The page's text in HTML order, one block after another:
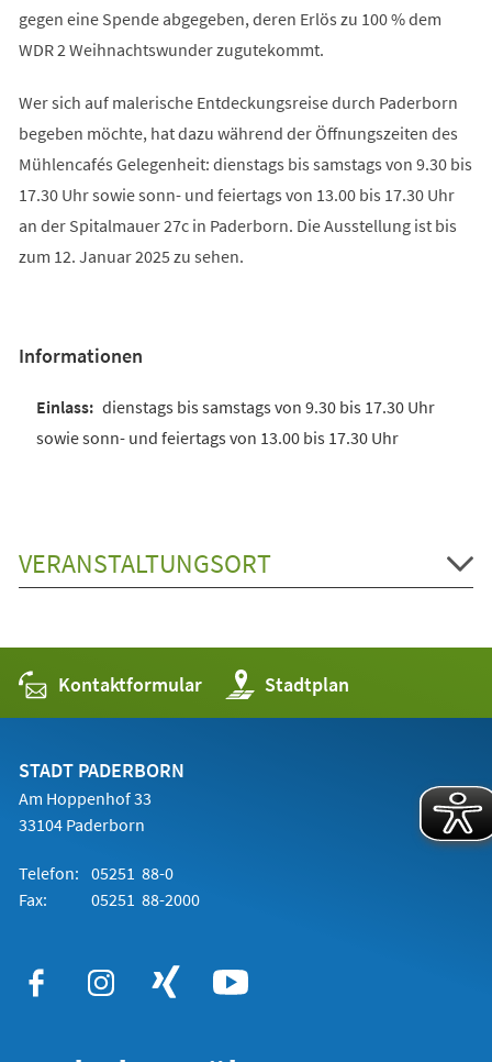
gegen eine Spende abgegeben, deren Erlös zu 100 % dem
WDR 2 Weihnachtswunder zugutekommt.
Wer sich auf malerische Entdeckungsreise durch Paderborn
begeben möchte, hat dazu während der Öffnungszeiten des
Mühlencafés Gelegenheit: dienstags bis samstags von 9.30 bis
17.30 Uhr sowie sonn- und feiertags von 13.00 bis 17.30 Uhr
an der Spitalmauer 27c in Paderborn. Die Ausstellung ist bis
zum 12. Januar 2025 zu sehen.
Informationen
dienstags bis samstags von 9.30 bis 17.30 Uhr
sowie sonn- und feiertags von 13.00 bis 17.30 Uhr
VERANSTALTUNGSORT
Kontaktformular Stadtplan
(Öffnet
in
einem
STADT PADERBORN
Am Hoppenhof 33
33104 Paderborn
Telefon: 05251 88-0
Fax:
05251 88-2000